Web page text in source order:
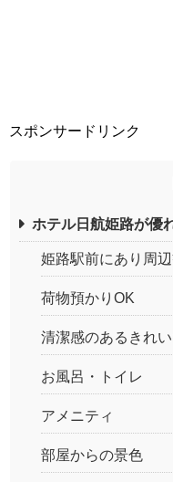
スポンサードリンク
ホテル日航姫路が優
姫路駅前にあり周
荷物預かりOK
清潔感のあるきれ
お風呂・トイレ
アメニティ
部屋からの景色